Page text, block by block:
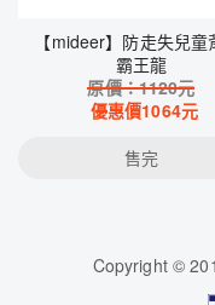
【mideer】防走失兒童
霸王龍
原價：1120元
優惠價1064元
售完
Copyright ©